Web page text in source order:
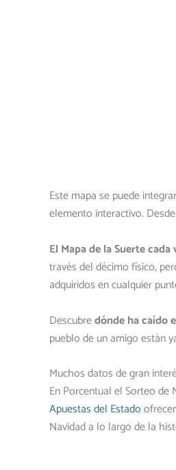
Este mapa se puede
elemento interactivo.
El Mapa de la Suerte
través del décimo físico,
adquiridos en cualquier
Descubredónde ha caído
pueblo de un amigo están
Muchos datos de gran
En Porcentual el Sorteo
Apuestas del Estado
Navidad a lo largo de la